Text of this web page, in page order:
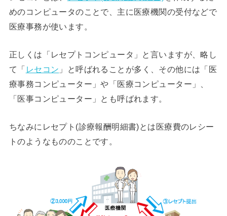
めのコンピュータのことで、主に医療機関の受付などで
医療事務が使います。
正しくは「レセプトコンピュータ」と言いますが、略し
て「 レセコン 」と呼ばれることが多く、その他には「医
療事務コンピューター」や「医療コンピューター」、
「医事コンピューター」とも呼ばれます。
ちなみにレセプト(診療報酬明細書)とは医療費のレシー
トのようなもののことです。